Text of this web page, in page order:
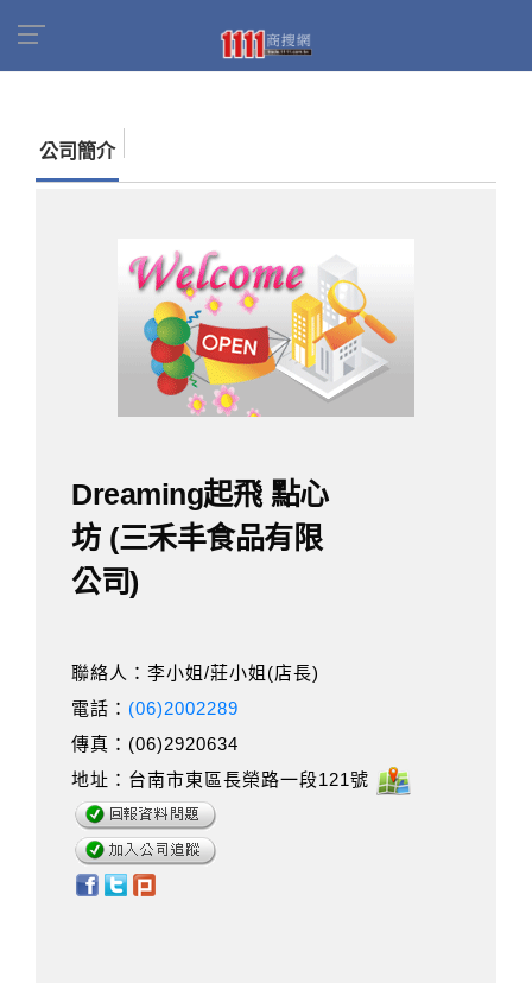
(三禾丰食品有限公司)
公司簡介
Dreaming起飛 點心
坊 (三禾丰食品有限
公司)
聯絡人：李小姐/莊小姐(店長)
電話： (06)2002289
傳真：(06)2920634
地址：台南市東區長榮路一段121號